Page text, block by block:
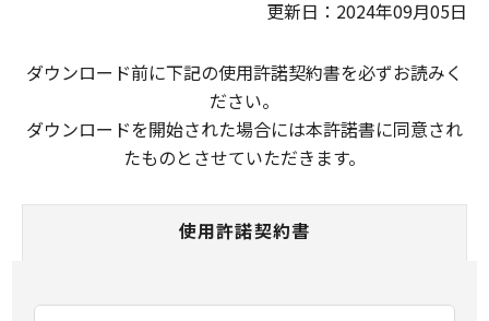
更新日：2024年09月05日
ダウンロード前に下記の使用許諾契約書を必ずお読みく
ださい。
ダウンロードを開始された場合には本許諾書に同意され
たものとさせていただきます。
使用許諾契約書